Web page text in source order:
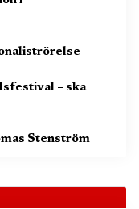
– ska
Stenström